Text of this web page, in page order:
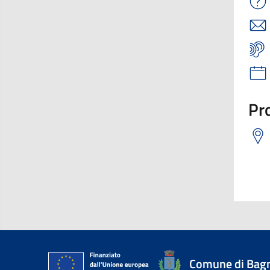
Comune di